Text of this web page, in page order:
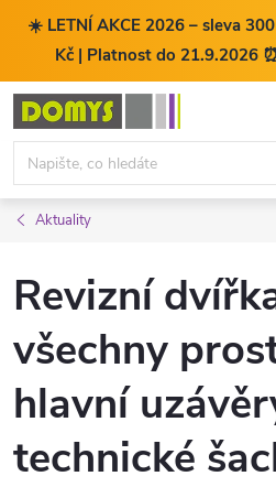
☀️ LETNÍ AKCE 2026 – sleva
Kč | Platnost do 21.9.2026
Přejít
obsah
Aktuality
Revizní
všechny
hlavní
technické